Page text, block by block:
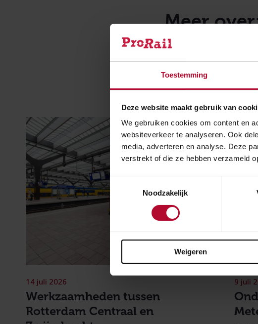
Toestemming
Deze website maakt gebruik van
We gebruiken cookies om content en
websiteverkeer te analyseren. Ook
media, adverteren en analyse. Deze
verstrekt of die ze hebben verzameld
Toestemmingsselectie
Noodzakelijk
Weigeren
Meer
Werkzaamheden tussen
Rotterdam Centraal en
14 juli 2026 9 juli